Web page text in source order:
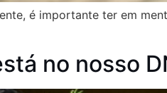
é importante ter em
no nosso